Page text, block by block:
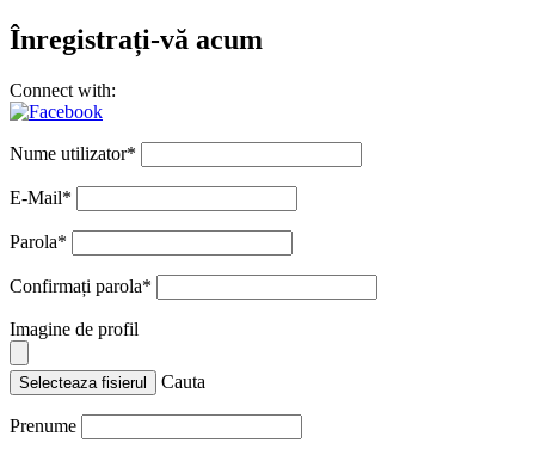
Înregistrați-vă acum
Connect with:
Nume utilizator*
E-Mail*
Parola*
Confirmați parola*
Imagine de profil
Selecteaza fisierul Cauta
Prenume